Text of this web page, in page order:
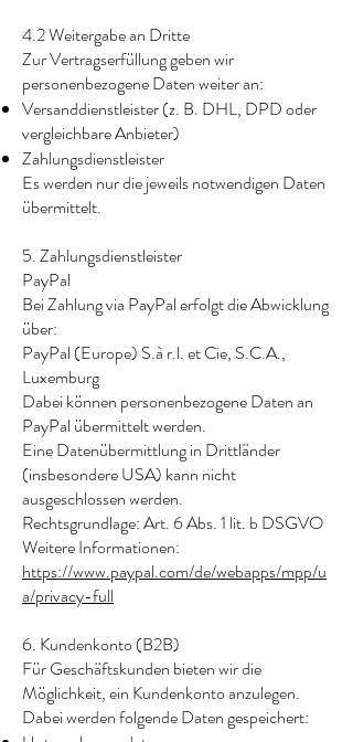
4.2 Weitergabe an Dritte
Zur Vertragserfüllung geben wir
personenbezogene Daten weiter an:
Versanddienstleister (z. B. DHL, DPD oder
vergleichbare Anbieter)
Zahlungsdienstleister
Es werden nur die jeweils notwendigen Daten
übermittelt.
5. Zahlungsdienstleister
PayPal
Bei Zahlung via PayPal erfolgt die Abwicklung
über:
PayPal (Europe) S.à r.l. et Cie, S.C.A.,
Luxemburg
Dabei können personenbezogene Daten an
PayPal übermittelt werden.
Eine Datenübermittlung in Drittländer
(insbesondere USA) kann nicht
ausgeschlossen werden.
Rechtsgrundlage: Art. 6 Abs. 1 lit. b DSGVO
Weitere Informationen:
https://www.paypal.com/de/webapps/mpp/u
a/privacy-full
6. Kundenkonto (B2B)
Für Geschäftskunden bieten wir die
Möglichkeit, ein Kundenkonto anzulegen.
Dabei werden folgende Daten gespeichert: